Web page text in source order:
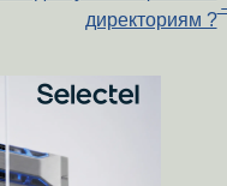
директориям ?